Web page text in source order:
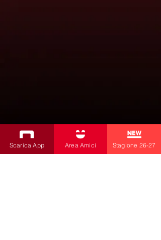
Scarica App Area Amici Stagione 26-27